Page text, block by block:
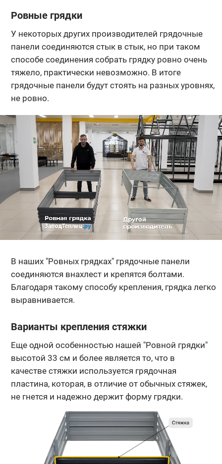
Ровные грядки
У некоторых других производителей грядочные
панели соединяются стык в стык, но при таком
способе соединения собрать грядку ровно очень
тяжело, практически невозможно. В итоге
грядочные панели будут стоять на разных уровнях,
не ровно.
В наших "Ровных грядках" грядочные панели
соединяются внахлест и крепятся болтами.
Благодаря такому способу крепления, грядка легко
выравнивается.
Варианты крепления стяжки
Еще одной особенностью нашей "Ровной грядки"
высотой 33 см и более является то, что в
качестве стяжки используется грядочная
пластина, которая, в отличие от обычных стяжек,
не гнется и надежно держит форму грядки.